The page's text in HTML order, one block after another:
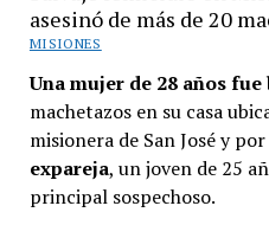
asesinó de más de 20
MISIONES
Una mujer de 28 años
machetazos en su casa
misionera de San José y
expareja, un joven de 25
principal sospechoso.